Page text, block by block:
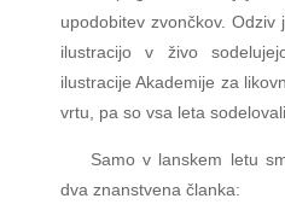
upodobitev zvončkov.
ilustracijo v živo
ilustracije Akademije za
vrtu, pa so vsa leta
Samo v lanskem letu
dva znanstvena članka: